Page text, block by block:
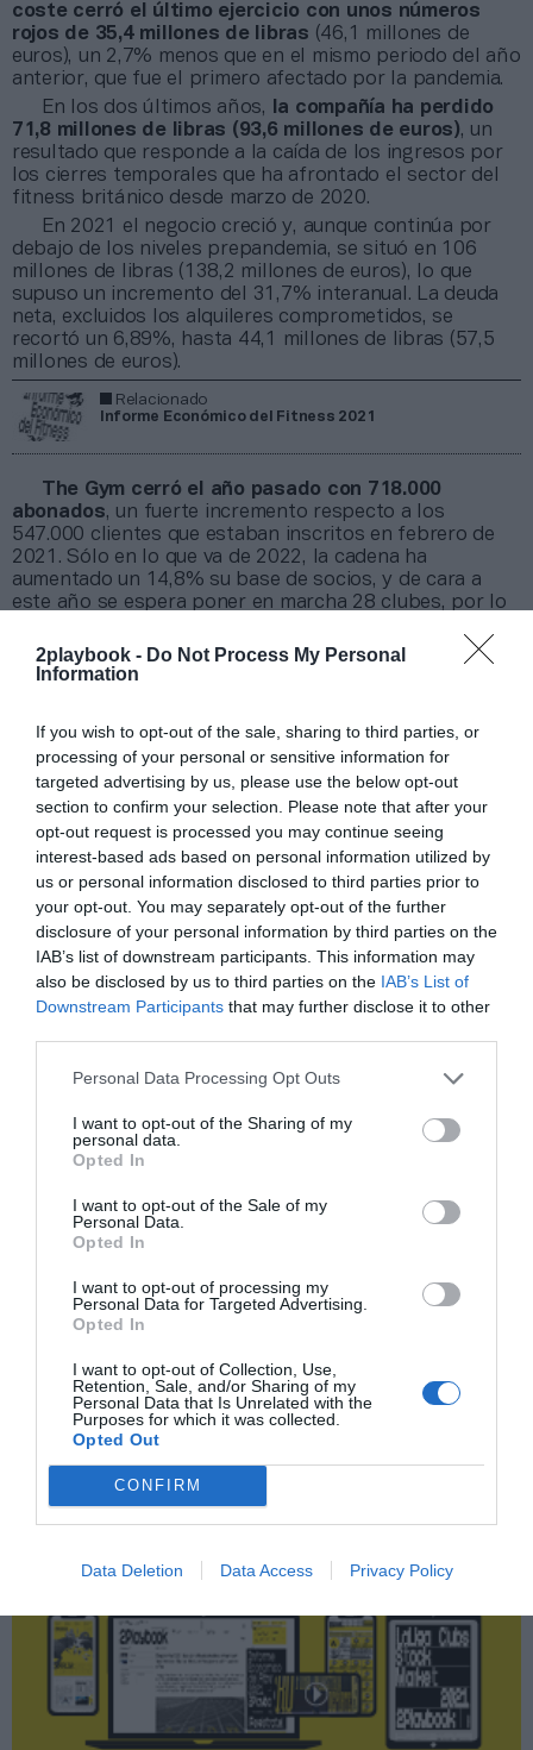
2playbook - Do Not Process My Personal
Information
If you wish to opt-out of the sale, sharing to third parties, or
processing of your personal or sensitive information for
targeted advertising by us, please use the below opt-out
section to confirm your selection. Please note that after your
opt-out request is processed you may continue seeing
interest-based ads based on personal information utilized by
us or personal information disclosed to third parties prior to
your opt-out. You may separately opt-out of the further
disclosure of your personal information by third parties on the
IAB’s list of downstream participants. This information may
also be disclosed by us to third parties on the IAB’s List of
Downstream Participants that may further disclose it to other
Personal Data Processing Opt Outs
I want to opt-out of the Sharing of my
personal data.
Opted In
I want to opt-out of the Sale of my
Personal Data.
Opted In
I want to opt-out of processing my
Personal Data for Targeted Advertising.
Opted In
I want to opt-out of Collection, Use,
Retention, Sale, and/or Sharing of my
Personal Data that Is Unrelated with the
Purposes for which it was collected.
Opted Out
CONFIRM
Data Deletion Data Access Privacy Policy
Índex2P
The Gym
coste cerró el último ejercicio con unos números
rojos de 35,4 millones de libras (46,1 millones de
euros), un 2,7% menos que en el mismo periodo del año
anterior, que fue el primero afectado por la pandemia.
En los dos últimos años,
la compañía ha perdido
71,8 millones de libras (93,6 millones de euros), un
resultado que responde a la caída de los ingresos por
los cierres temporales que ha afrontado el sector del
fitness británico desde marzo de 2020.
En 2021 el negocio creció y, aunque continúa por
debajo de los niveles prepandemia, se situó en 106
millones de libras (138,2 millones de euros), lo que
supuso un incremento del 31,7% interanual. La deuda
neta, excluidos los alquileres comprometidos, se
recortó un 6,89%, hasta 44,1 millones de libras (57,5
millones de euros).
Relacionado
Informe Económico del Fitness 2021
The Gym cerró el año pasado con 718.000
abonados, un fuerte incremento respecto a los
547.000 clientes que estaban inscritos en febrero de
2021. Sólo en lo que va de 2022, la cadena ha
aumentado un 14,8% su base de socios, y de cara a
este año se espera poner en marcha 28 clubes, por lo
aumentar el número de aperturas hasta entre 25 y 30
nuevos centros entre 2023 y 2024.
tenemos previstas 28 aperturas en 2022”, ha
explicado Richard Darwin, consejero delegado del
grupo británico de gimnasios. La compañía también ha
adquirido tres centros a Fitness First en Haringey,
Leytonstone y Romford
Añadir2Playbookcomo fuente preferida de Google
de forma gratuita
Mantente informado con las últimas noticias de actualidad.
ACTIVAR AHORA
Publicidad
2Playbook Club2P